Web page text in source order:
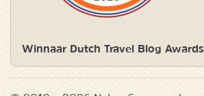
Winnaar Dutch Travel Blog Awards